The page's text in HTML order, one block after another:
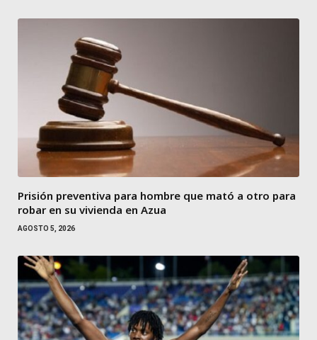
Prisión preventiva para hombre que mató a otro para
robar en su vivienda en Azua
AGOSTO 5, 2026